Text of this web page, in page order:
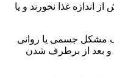
از اندازه غذا نخورند و یا
مشکل جسمی یا روانی
و بعد از برطرف شدن